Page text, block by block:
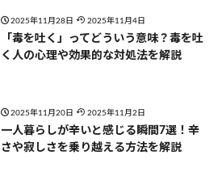
2025年11月28日 2025年11月4日
「毒を吐く」ってどういう意味？毒を吐
く人の心理や効果的な対処法を解説
2025年11月20日 2025年11月2日
一人暮らしが辛いと感じる瞬間7選！辛
さや寂しさを乗り越える方法を解説